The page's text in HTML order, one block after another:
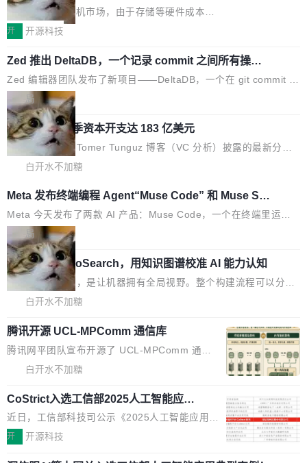
那个创业公司。不同的是，这次它构建在 Cloudf
lare Workers 上——我花了九年时间搭建的平台
——并且深度集成了 AI。这基本上是我十年秘密
计划的顶峰。 十年前，Ken...
数据库，按名称寻址，复制到你自己的 S3 兼容
存储库里。节点之间只通过这个存储库协调——
个小型数据库，应用天然按分片构建，单个数据
库的竞争和爆炸半径问题在设计层面就被消除
了。 闲置的 cell 会休眠到几乎不占资源。当 cel
l 迁移或唤醒时，新宿主从 S3 恢复 SQLite 数据
库继续执行。存储库是持久化的唯一真相...
性能、流畅双第一，三星Galaxy Z系列
新折叠缺席
2026年7月的手机市场，由于存储等硬件成本暴
增，手机厂商的日子也不好过啊，新机速度明显
高价的三星折叠（三星Galaxy Z Fold8 Ultra / Z
Fold8 / Z Flip8）外，其余要么是中低端机器，
例如iQOO Z11i、REDMI Note 17、REDMI No
te 17 Pro、OPPO K15，要么是vivo X300 E这
样的次旗舰。 Galaxy Z Fold8 Ultra / Z Fold8 /
Z Flip8三款折叠屏新机均在7月22日发布，且全
部搭载骁龙8 Elite Gen5 for Galaxy，它们本该
开 开源科技
Zed 推出 DeltaDB，一个记录 commit 之间所有操作
的版本控制系统
Zed 编辑器团队发布了新项目——DeltaDB，一个在 git commit 之
间记录每一次编辑操作的版本控制系统。目前处于 Early Access
阶段。 DeltaDB 的核心思路直接写在 landing page 最显眼的位
置：「Software is made between commits」——软件是在 com
mit 之间写出来的。git 只记录了你提交的最终状态，但真正的工作
过程——打字、删改、试错、agent 对话——都在 commit 之间的
何一次编辑：DeltaDB 捕获 commit 之间的每一次操作，...
局
SpaceXAI 单季资本开支达 183 亿美元
根据风险投资人Tomer Tunguz 博客（VC 分析）披露的最新分析
与第二季度业绩报告，SpaceXAI在上个季度的总资本支出飙升至1
58.3亿美元，这一单项投入已经逼近微软同期总资本开支的四成。
与亚马逊、Alphabet、微软以及 Meta 等传统科技巨头相比，Spac
eXAI的资金消耗速度尤为引人瞩目。然而，支撑庞大支出的资金来
源却呈现出截然不同的面貌。数据显示，微软和 Meta 主要依托充
沛的经营现金流来覆盖资本开支，其资本支出覆盖率分别达到15
5% 和106%;而SpaceXAI的经营现金流仅能覆盖资本开支的12...
白开水不加糖
Meta 发布终端编程 Agent“Muse Code” 和 Muse Sp
ark 1.2 模型
Meta 今天发布了两款 AI 产品：Muse Code，一个在终端里运行的
编程 agent；Muse Spark 1.2，驱动这个 agent 的新模型。一句
话概括：你可以用 curl -fsSL https://dev.meta.ai/install.sh | bash
安装一个能在大项目里自动规划、写代码、验证结果的 AI 终端工
具。 据介绍，Muse Code 是 Meta 的编程 agent 产品。它和市场
上已有的终端编程 agent 在设计理念上有几个明显的差异点。 异
agent。这些后台 agent...
局
美团开源 LoHoSearch，用知识图谱校准 AI 能力认知
机器出题的前提，是让机器拥有全局视野。整个构建流程可以分为
四个环节：建图 → 控制难度 → 质量把关 → 数据概览。
白开水不加糖
腾讯开源 UCL-MPComm 通信库
腾讯网平团队宣布开源了 UCL-MPComm 通信
库，并将作为transport接入Mooncake TENT。
求进行了深度优化，能够实现数据中心内大规模
计算节点间多种内存类型的高性能通信。 UCL-
MPComm将作为一种传输引擎接入Mooncake T
白开水不加糖
CoStrict入选工信部2025人工智能应用
典型案例
近日，工信部科技司公示《2025人工智能应用典
型案例入选名单》，深信服“面向企业研发场景的
开 开源科技